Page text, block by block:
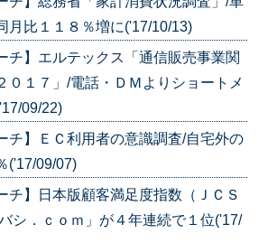
月比１１８％増に('17/10/13)
チ】エルテックス「通信販売事業関
０１７」/電話・ＤＭよりショートメ
09/22)
チ】ＥＣ利用者の意識調査/自宅外の
('17/09/07)
チ】日本版顧客満足度指数（ＪＣＳ
シ．ｃｏｍ」が４年連続で１位('17/